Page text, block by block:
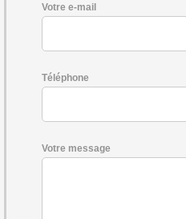
Votre e-mail
Téléphone
Votre message